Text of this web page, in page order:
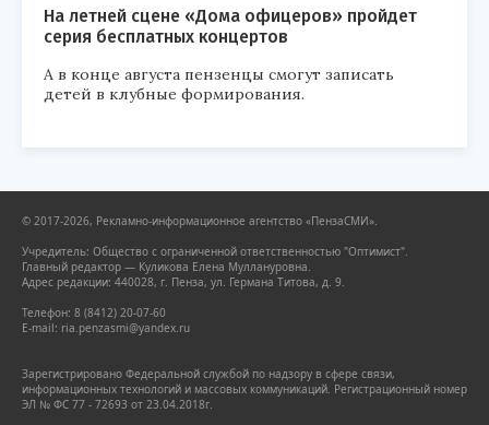
На летней сцене «Дома офицеров» пройдет
серия бесплатных концертов
А в конце августа пензенцы смогут записать
детей в клубные формирования.
© 2017-2026, Рекламно-информационное агентство «ПензаСМИ».
Учредитель: Общество с ограниченной ответственностью "Оптимист".
Главный редактор — Куликова Елена Муллануровна.
Адрес редакции: 440028, г. Пенза, ул. Германа Титова, д. 9.
Телефон: 8 (8412) 20-07-60
E-mail: ria.penzasmi@yandex.ru
Зарегистрировано Федеральной службой по надзору в сфере связи,
информационных технологий и массовых коммуникаций. Регистрационный номер
ЭЛ № ФС 77 - 72693 от 23.04.2018г.